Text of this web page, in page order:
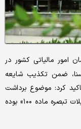
امور مالیاتی کشور در
ضمن تکذیب شایعه
تومان»، تاکید کرد: موضوع برداشت
اشتباه خبرگزاری ایسنا از سقف بهره‌مندی از «تسهیلات تبصره ماده ۱۰۰» بوده